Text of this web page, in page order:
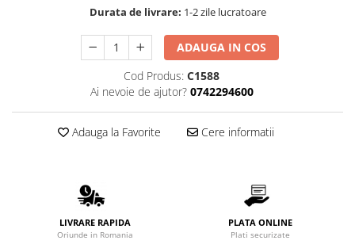
Pliculete Zahar si Miere
Accesorii si intretinere
Durata de livrare: 1-2 zile lucratoare
ADAUGA IN COS
Cod Produs: C1588
Ai nevoie de ajutor? 0742294600
Adauga la Favorite Cere informatii
LIVRARE RAPIDA
Oriunde in Romania
PLATA ONLINE
Plati securizate